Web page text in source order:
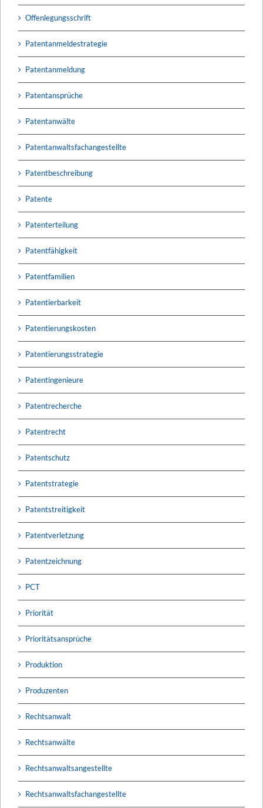
Offenlegungsschrift
Patentanmeldestrategie
Patentanmeldung
Patentansprüche
Patentanwälte
Patentanwaltsfachangestellte
Patentbeschreibung
Patente
Patenterteilung
Patentfähigkeit
Patentfamilien
Patentierbarkeit
Patentierungskosten
Patentierungsstrategie
Patentingenieure
Patentrecherche
Patentrecht
Patentschutz
Patentstrategie
Patentstreitigkeit
Patentverletzung
Patentzeichnung
PCT
Priorität
Prioritätsansprüche
Produktion
Produzenten
Rechtsanwalt
Rechtsanwälte
Rechtsanwaltsangestellte
Rechtsanwaltsfachangestellte